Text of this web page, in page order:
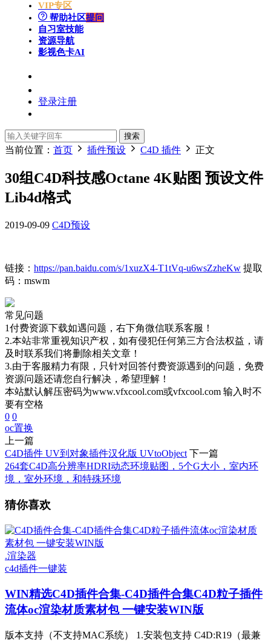
VIP专区
帮助社区提问
自习室技能
资源导航
影视色卡AI
登录注册
搜索
当前位置： 首页 插件预设 C4D 插件 正文
30组C4D科技感Octane 4K贴图 预设文件
Lib4d格式
2019-09-09 C4D预设
链接： https://pan.baidu.com/s/1xuzX4-T1tVq-u6wsZzheKw 提取
码：mswm
常见问题
1付费资源下载如遇问题，右下角微信联系客服！
2.本站非常重视知识产权，如有侵犯任何第三方合法权益，请
及时联系我们将删除相关文章！
3.由于客服精力有限，只针对回答付费资源遇到的问题，免费
资源问题还请您自行解决，希望理解！
本站默认解压密码为www.vfxcool.com或vfxcool.com 输入时不
要有空格
0 0
oc置换
上一篇
C4D插件 UV到对象插件汉化版 UVtoObject 下一篇
264套C4D高分辨率HDRI动态环境贴图，5个G大小，室内环
境，室外环境，和特殊环境
猜你喜欢
.渲染器
c4d插件一键装
WIN精选C4D插件合集-C4D插件合集C4D粒子插件
流体oc渲染材质素材包 一键安装WIN版
版本支持（不支持MAC系统） 1.安装包支持 C4D:R19（最兼